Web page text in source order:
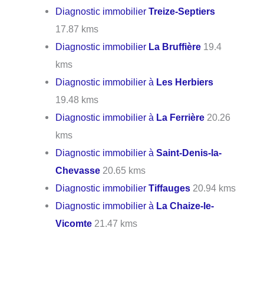
Diagnostic immobilierTreize-Septiers
17.87 kms
Diagnostic immobilier La Bruffière 19.4
kms
Diagnostic immobilier à Les Herbiers
19.48 kms
Diagnostic immobilier à La Ferrière 20.26
kms
Diagnostic immobilier àSaint-Denis-la-
Chevasse 20.65 kms
Diagnostic immobilierTiffauges 20.94 kms
Diagnostic immobilier à La Chaize-le-
Vicomte 21.47 kms